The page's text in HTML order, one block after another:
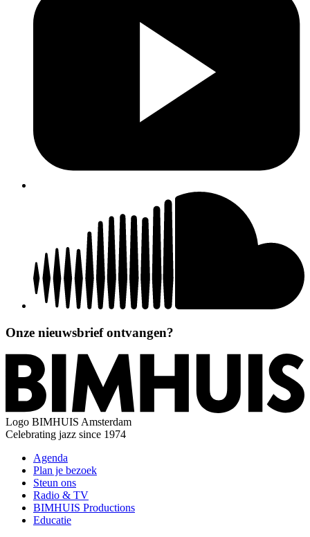
Onze nieuwsbrief ontvangen?
Logo BIMHUIS Amsterdam
Celebrating jazz since 1974
Agenda
Plan je bezoek
Steun ons
Radio & TV
BIMHUIS Productions
Educatie